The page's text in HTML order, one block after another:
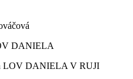
DANIELA
LOV DANIELA V RUJI